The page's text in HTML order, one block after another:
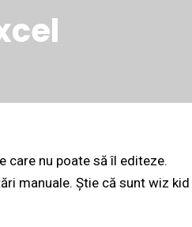
care nu poate să îl editeze.
manuale. Știe că sunt wiz